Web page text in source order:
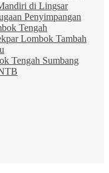
di Lingsar
Penyimpangan
Tengah
Lombok Tambah
Tengah Sumbang